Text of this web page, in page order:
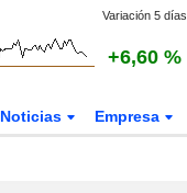
Variación 5 días
+6,60 %
Noticias Empresa